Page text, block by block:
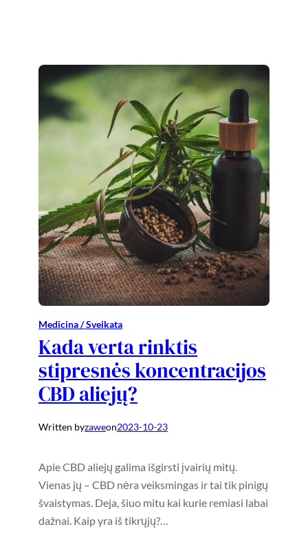
Medicina / Sveikata
Kada verta rinktis
stipresnės koncentracijos
CBD aliejų?
Written byzaweon2023-10-23
Apie CBD aliejų galima išgirsti įvairių mitų.
Vienas jų – CBD nėra veiksmingas ir tai tik pinigų
švaistymas. Deja, šiuo mitu kai kurie remiasi labai
dažnai. Kaip yra iš tikrųjų?…